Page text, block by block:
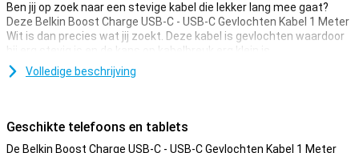
Ben jij op zoek naar een stevige kabel die lekker lang mee gaat?
Deze Belkin Boost Charge USB-C - USB-C Gevlochten Kabel 1 Meter
Wit is dan precies wat jij zoekt. Deze kabel is gevlochten waardoor
hij erg stevig is en de kans op kabelbreuk erg klein is.
Je gebruikt deze kabel om al jouw USB-C apparaten mee op te
Volledige beschrijving
Geschikte telefoons en tablets
De Belkin Boost Charge USB-C - USB-C Gevlochten Kabel 1 Meter